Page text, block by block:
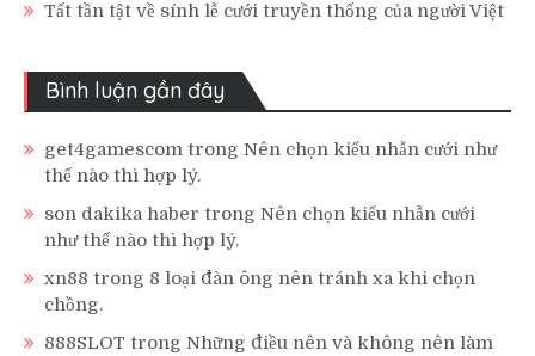
Tất tần tật về sính lễ cưới truyền thống của người Việt
Bình luận gần đây
get4gamescom trong Nên chọn kiểu nhẫn cưới như
thế nào thì hợp lý.
son dakika haber trong Nên chọn kiểu nhẫn cưới
như thế nào thì hợp lý.
xn88 trong 8 loại đàn ông nên tránh xa khi chọn
chồng.
888SLOT trong Những điều nên và không nên làm